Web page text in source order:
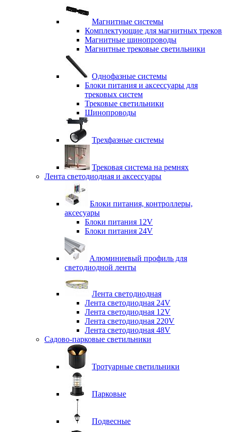
Магнитные системы
Комплектующие для магнитных треков
Магнитные шинопроводы
Магнитные трековые светильники
Однофазные системы
Блоки питания и аксессуары для
трековых систем
Трековые светильники
Шинопроводы
Трехфазные системы
Трековая система на ремнях
Лента светодиодная и аксессуары
Блоки питания, контроллеры,
аксесуары
Блоки питания 12V
Блоки питания 24V
Алюминиевый профиль для
светодиодной ленты
Лента светодиодная
Лента светодиодная 24V
Лента светодиодная 12V
Лента светодиодная 220V
Лента светодиодная 48V
Садово-парковые светильники
Тротуарные светильники
Парковые
Подвесные